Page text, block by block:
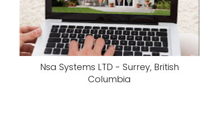
Nsa Systems LTD - Surrey, British
Columbia